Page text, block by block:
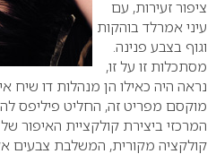
ציפור זעירות, עם
עיני אמרלד בוהקות
וגוף בצבע פנינה.
מסתכלות זו על זו,
נראה היה כאילו הן מנהלות דו שיח
מוקסם מפריט זה, החליט פיליפס
המרכזי ביצירת קולקציית האיפור
קולקציה מקורית, המשלבת צבעים